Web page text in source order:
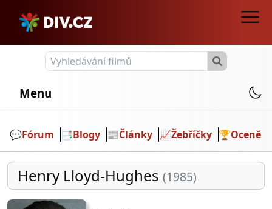
Menu
💬️Fórum 📑Blogy 📰Články 📈Žebříčky 🏆Ocenění
Henry Lloyd-Hughes (1985)